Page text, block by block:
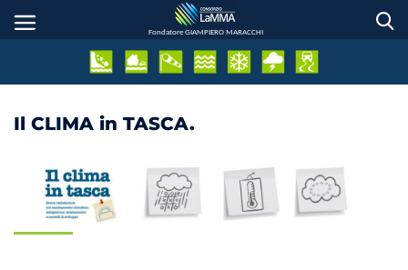
Fondatore GIAMPIERO MARACCHI
Il CLIMA in TASCA.